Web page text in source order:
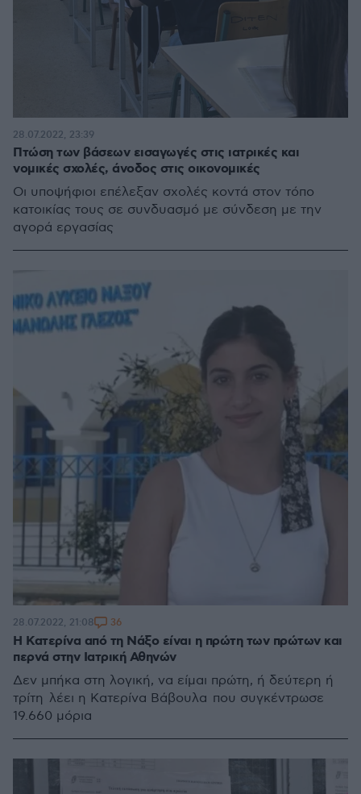
Πτώση των βάσεων εισαγωγές στις ιατρικές και
νομικές σχολές, άνοδος στις οικονομικές
Οι υποψήφιοι επέλεξαν σχολές κοντά στον τόπο
κατοικίας τους σε συνδυασμό με σύνδεση με την
αγορά εργασίας
28.07.2022, 23:39
Η Κατερίνα από τη Νάξο είναι η πρώτη των πρώτων και
περνά στην Ιατρική Αθηνών
Δεν μπήκα στη λογική, να είμαι πρώτη, ή δεύτερη ή
τρίτη λέει η Κατερίνα Βάβουλα που συγκέντρωσε
19.660 μόρια
28.07.2022, 21:08 36